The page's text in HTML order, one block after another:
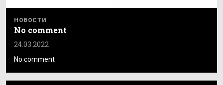
НОВОСТИ
No comment
24.03.2022
No comment